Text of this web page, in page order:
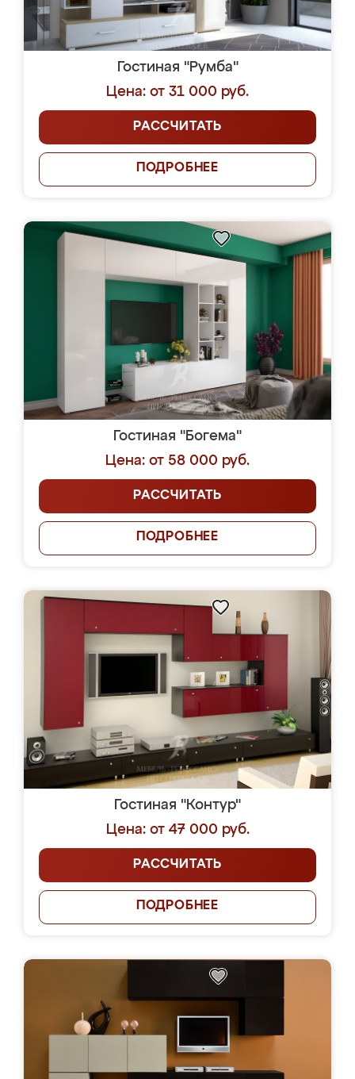
Гостиная "Румба"
Цена: от 31 000 руб.
РАССЧИТАТЬ
ПОДРОБНЕЕ
Гостиная "Богема"
Цена: от 58 000 руб.
РАССЧИТАТЬ
ПОДРОБНЕЕ
Гостиная "Контур"
Цена: от 47 000 руб.
РАССЧИТАТЬ
ПОДРОБНЕЕ